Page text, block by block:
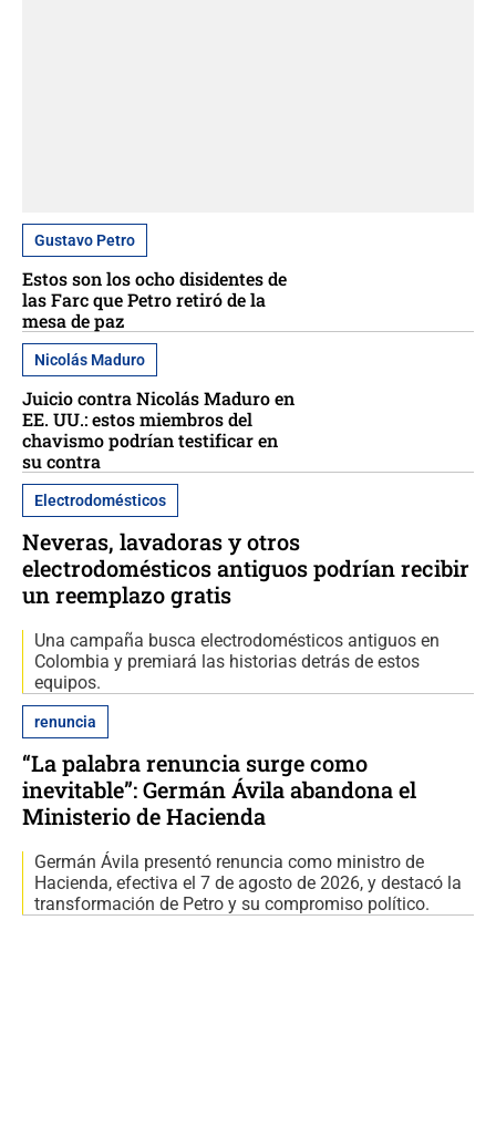
Gustavo Petro
Estos son los ocho disidentes de
las Farc que Petro retiró de la
mesa de paz
Nicolás Maduro
Juicio contra Nicolás Maduro en
EE. UU.: estos miembros del
chavismo podrían testificar en
su contra
Electrodomésticos
Neveras, lavadoras y otros
electrodomésticos antiguos podrían recibir
un reemplazo gratis
Una campaña busca electrodomésticos antiguos en
Colombia y premiará las historias detrás de estos
equipos.
renuncia
“La palabra renuncia surge como
inevitable”: Germán Ávila abandona el
Ministerio de Hacienda
Germán Ávila presentó renuncia como ministro de
Hacienda, efectiva el 7 de agosto de 2026, y destacó la
transformación de Petro y su compromiso político.